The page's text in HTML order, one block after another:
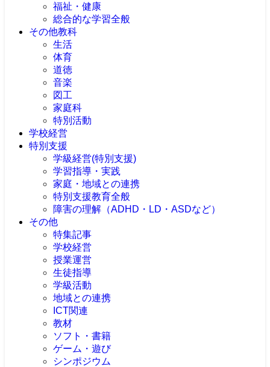
福祉・健康
総合的な学習全般
その他教科
生活
体育
道徳
音楽
図工
家庭科
特別活動
学校経営
特別支援
学級経営(特別支援)
学習指導・実践
家庭・地域との連携
特別支援教育全般
障害の理解（ADHD・LD・ASDなど）
その他
特集記事
学校経営
授業運営
生徒指導
学級活動
地域との連携
ICT関連
教材
ソフト・書籍
ゲーム・遊び
シンポジウム